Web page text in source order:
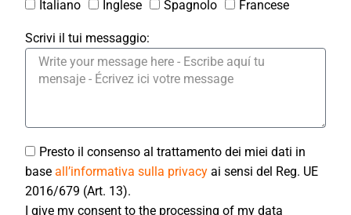
Italiano
Inglese Spagnolo Francese
Scrivi il tui messaggio:
Presto il consenso al trattamento dei miei dati in
baseall’informativa sulla privacyai sensi del Reg. UE
2016/679 (Art. 13).
I give my consent to the processing of my data